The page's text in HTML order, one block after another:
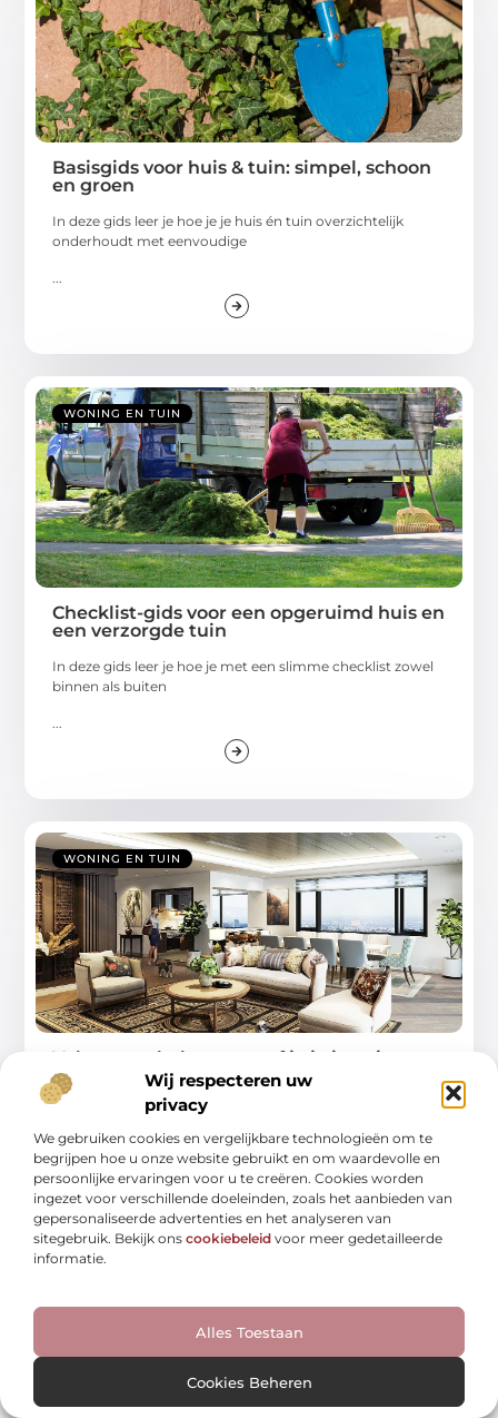
Wij respecteren uw
privacy
We gebruiken cookies en vergelijkbare technologieën om te
begrijpen hoe u onze website gebruikt en om waardevolle en
persoonlijke ervaringen voor u te creëren. Cookies worden
ingezet voor verschillende doeleinden, zoals het aanbieden van
gepersonaliseerde advertenties en het analyseren van
sitegebruik. Bekijk ons cookiebeleid voor meer gedetailleerde
informatie.
Alles Toestaan
Cookies Beheren
Basisgids voor huis & tuin: simpel, schoon
en groen
In deze gids leer je hoe je je huis én tuin overzichtelijk
onderhoudt met eenvoudige
WONING EN TUIN
Checklist-gids voor een opgeruimd huis en
een verzorgde tuin
In deze gids leer je hoe je met een slimme checklist zowel
binnen als buiten
WONING EN TUIN
Velvet meubelen: zo geef je je interieur
een warme, luxe upgrade
Velvet meubelen zijn terug en populairder dan ooit. Of je
nu droomt van een statement
...
WONING EN TUIN